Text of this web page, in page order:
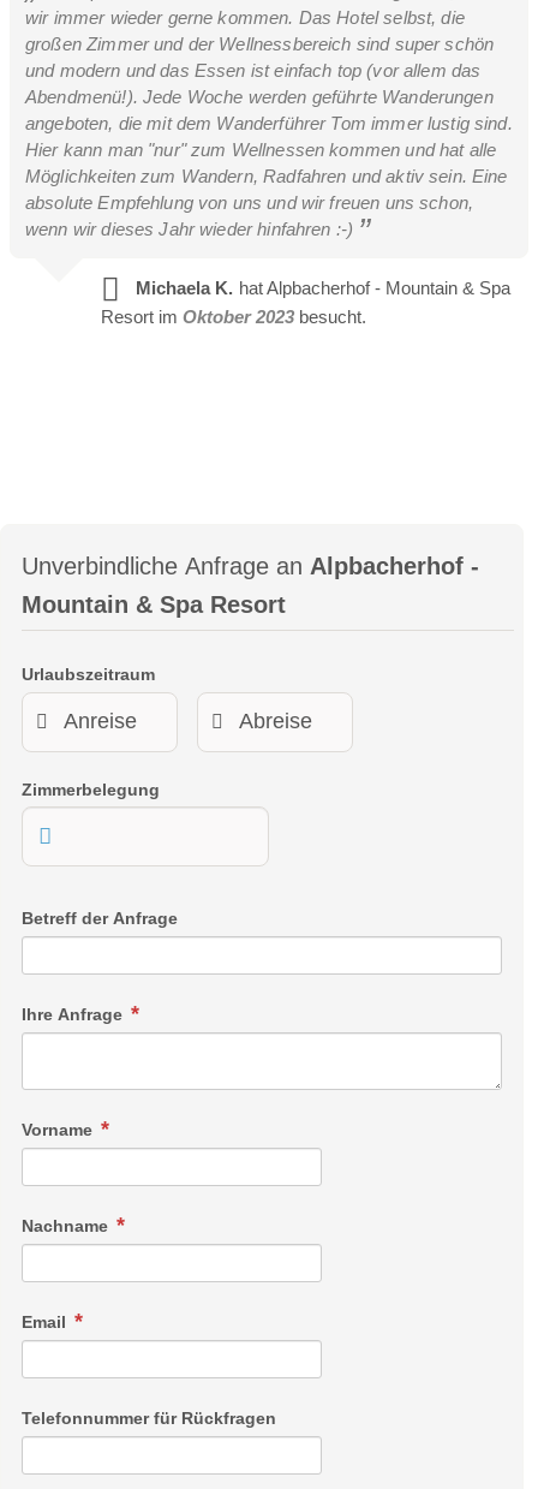
wir immer wieder gerne kommen. Das Hotel selbst, die
großen Zimmer und der Wellnessbereich sind super schön
und modern und das Essen ist einfach top (vor allem das
Abendmenü!). Jede Woche werden geführte Wanderungen
angeboten, die mit dem Wanderführer Tom immer lustig sind.
Hier kann man "nur" zum Wellnessen kommen und hat alle
Möglichkeiten zum Wandern, Radfahren und aktiv sein. Eine
absolute Empfehlung von uns und wir freuen uns schon,
wenn wir dieses Jahr wieder hinfahren :-)
Michaela K. hat Alpbacherhof - Mountain & Spa
Resort im Oktober 2023 besucht.
Unverbindliche Anfrage an Alpbacherhof -
Mountain & Spa Resort
Urlaubszeitraum
Zimmerbelegung
Betreff der Anfrage
Ihre Anfrage
Vorname
Nachname
Email
Telefonnummer für Rückfragen